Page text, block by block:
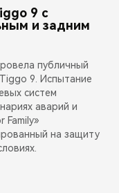
9 с
и задним
публичный
9. Испытание
систем
аварий и
Family»
на защиту